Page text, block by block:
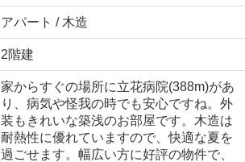
アパート / 木造
2階建
家からすぐの場所に立花病院(388m)があ
り、病気や怪我の時でも安心ですね。外
装もきれいな築浅のお部屋です。木造は
耐熱性に優れていますので、快適な夏を
過ごせます。幅広い方に好評の物件で、